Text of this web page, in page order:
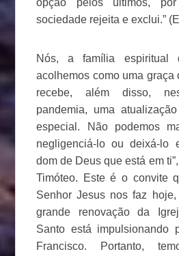
sociedade rejeita e exclui.”
Nós, a família espiritual
acolhemos como uma graça
recebe, além disso,
pandemia, uma
especial. Não podemos
negligenciá-lo ou deixá-lo
dom de Deus que está em
Timóteo. Este é o convite
Senhor Jesus nos faz
grande renovação da
Santo está impulsionando
Francisco. Portanto,